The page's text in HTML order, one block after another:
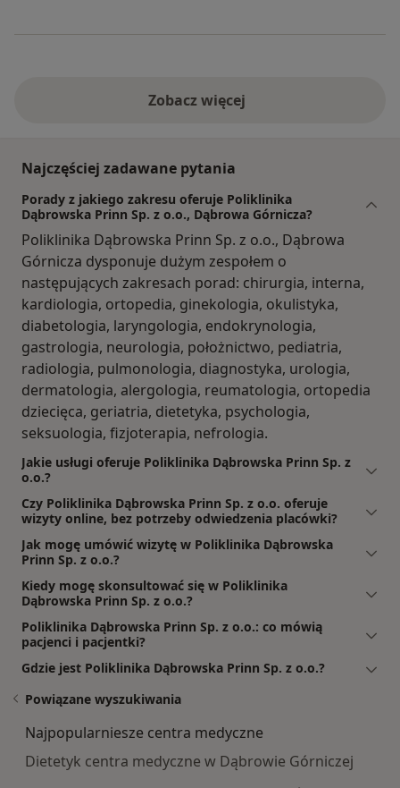
Zobacz więcej
Najczęściej zadawane pytania
Porady z jakiego zakresu oferuje Poliklinika
Dąbrowska Prinn Sp. z o.o., Dąbrowa Górnicza?
Poliklinika Dąbrowska Prinn Sp. z o.o., Dąbrowa
Górnicza dysponuje dużym zespołem o
następujących zakresach porad: chirurgia, interna,
kardiologia, ortopedia, ginekologia, okulistyka,
diabetologia, laryngologia, endokrynologia,
gastrologia, neurologia, położnictwo, pediatria,
radiologia, pulmonologia, diagnostyka, urologia,
dermatologia, alergologia, reumatologia, ortopedia
dziecięca, geriatria, dietetyka, psychologia,
seksuologia, fizjoterapia, nefrologia.
Jakie usługi oferuje Poliklinika Dąbrowska Prinn Sp. z
o.o.?
Czy Poliklinika Dąbrowska Prinn Sp. z o.o. oferuje
wizyty online, bez potrzeby odwiedzenia placówki?
Jak mogę umówić wizytę w Poliklinika Dąbrowska
Prinn Sp. z o.o.?
Kiedy mogę skonsultować się w Poliklinika
Dąbrowska Prinn Sp. z o.o.?
Poliklinika Dąbrowska Prinn Sp. z o.o.: co mówią
pacjenci i pacjentki?
Gdzie jest Poliklinika Dąbrowska Prinn Sp. z o.o.?
Powiązane wyszukiwania
Najpopularniesze centra medyczne
Dietetyk centra medyczne w Dąbrowie Górniczej